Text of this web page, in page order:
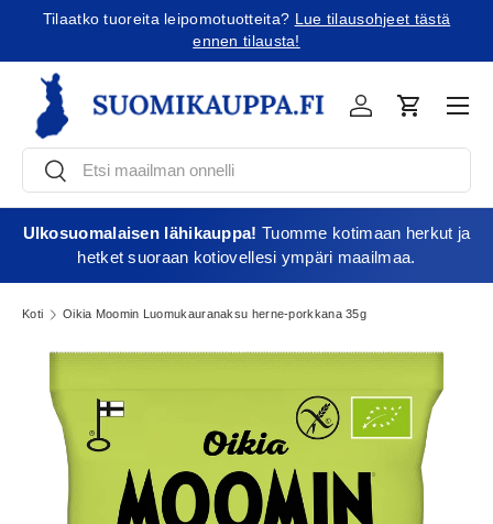
Tilaatko tuoreita leipomotuotteita? Lue tilausohjeet tästä
ennen tilausta!
EtsiEtsi
KirjauduOstoskori
Ulkosuomalaisen lähikauppa! Tuomme kotimaan herkut ja
hetket suoraan kotiovellesi ympäri maailmaa.
Koti Oikia Moomin Luomukauranaksu herne-porkkana 35g